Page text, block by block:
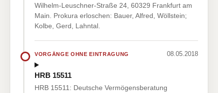
Wilhelm-Leuschner-Straße 24, 60329 Frankfurt am
Main. Prokura erloschen: Bauer, Alfred, Wöllstein;
Kolbe, Gerd, Lahntal.
VORGÄNGE OHNE EINTRAGUNG 08.05.2018
HRB 15511
HRB 15511: Deutsche Vermögensberatung